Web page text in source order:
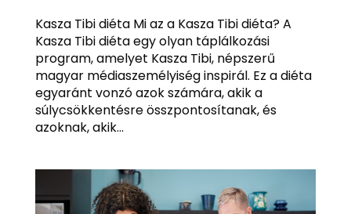
Kasza Tibi diéta Mi az a Kasza Tibi diéta? A
Kasza Tibi diéta egy olyan táplálkozási
program, amelyet Kasza Tibi, népszerű
magyar médiaszemélyiség inspirál. Ez a diéta
egyaránt vonzó azok számára, akik a
súlycsökkentésre összpontosítanak, és
azoknak, akik...